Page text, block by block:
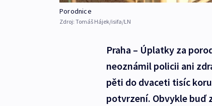
Porodnice
Zdroj: Tomáš Hájek/isifa/LN
Praha – Úplatky za
neoznámil policii ani
pěti do dvaceti tisíc
potvrzení. Obvykle buď